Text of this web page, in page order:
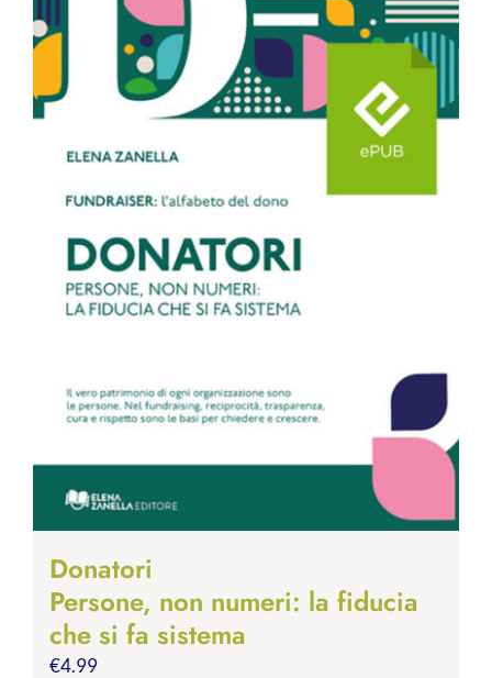
Donatori
Persone, non numeri: la fiducia
che si fa sistema
€4.99